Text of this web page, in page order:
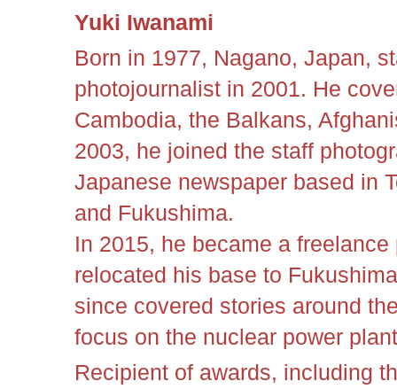
Yuki Iwanami
Born in 1977, Nagano, Japan,
photojournalist in 2001. He
Cambodia, the Balkans,
2003, he joined the staff
Japanese newspaper based in
and Fukushima.
In 2015, he became a
relocated his base to
since covered stories around
focus on the nuclear power
Recipient of awards, including